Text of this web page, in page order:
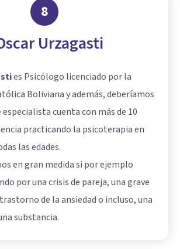
8
Urzagasti
es Psicólogo licenciado por la
Boliviana y además, deberíamos
especialista cuenta con más de 10
practicando la psicoterapia en
las edades.
en gran medida si por ejemplo
por una crisis de pareja, una grave
de la ansiedad o incluso, una
substancia.